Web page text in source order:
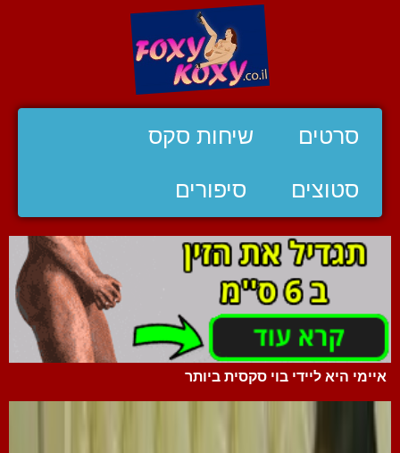
סרטים שיחות סקס
סטוצים סיפורים
איימי היא ליידי בוי סקסית ביותר